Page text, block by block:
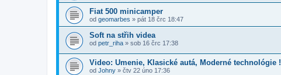
Fiat 500 minicamper
od geomarbes » pát 18 črc 18:47
Soft na střih videa
od petr_riha » sob 16 črc 17:38
Video: Umenie, Klasické autá, Moderné technológie !
od Johny » čtv 22 úno 17:36